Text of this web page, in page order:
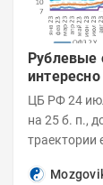
Рублевые
ЦБ РФ 24
на 25 б. п.,
траектории